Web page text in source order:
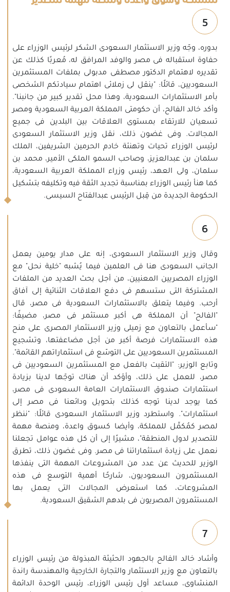
5
بدوره، وجّه وزير الاستثمار السعودى الشكر لرئيس الوزراء على
حفاوة استقباله فى مصر والوفد المرافق له، مُعربًا كذلك عن
تقديره لاهتمام الدكتور مصطفى مدبولى بملفات المستثمرين
السعوديين، قائلًا: "ينقل لى زملائى اهتمام سيادتكم الشخصى
بأمر الاستثمارات السعودية، وهذا محل تقدير كبير من جانبنا".
وأكد خالد الفالح، أن حكومتى المملكة العربية السعودية ومصر
تسعيان للارتقاء بمستوى العلاقات بين البلدين فى جميع
المجالات. وفى غضون ذلك، نقل وزير الاستثمار السعودى
لرئيس الوزراء تحيات وتهنئة خادم الحرمين الشريفين، الملك
سلمان بن عبدالعزيز، وصاحب السمو الملكى الأمير، محمد بن
سلمان، ولى العهد، رئيس وزراء المملكة العربية السعودية،
كما هنأ رئيس الوزراء بمناسبة تجديد الثقة فيه وتكليفه بتشكيل
الحكومة الجديدة من قِبل الرئيس عبدالفتاح السيسى.
6
وقال وزير الاستثمار السعودى، إنه على مدار يومين يعمل
الجانب السعودى هنا فى العلمين فيما يُشبه "خلية نحل" مع
الوزراء المصريين المعنيين، من أجل بحث العديد من الملفات
المشتركة التى ستسهم فى دفع العلاقات الثنائية إلى آفاق
أرحب. وفيما يتعلق بالاستثمارات السعودية فى مصر، قال
"الفالح" أن المملكة هى أكبر مستثمر فى مصر، مضيفًا:
"سأعمل بالتعاون مع زميلى وزير الاستثمار المصرى على منح
هذه الاستثمارات فرصة أكبر من أجل مضاعفتها، وتشجيع
المستثمرين السعوديين على التوسّع فى استثماراتهم القائمة".
وتابع الوزير: "التقيت بالفعل مع المستثمرين السعوديين فى
مصر، للعمل على ذلك، وأؤكد أن هناك توجّها لدينا بزيادة
استثمارات صندوق الاستثمارات العامة السعودى فى مصر،
كما يوجد لدينا توجه كذلك بتحويل ودائعنا فى مصر إلى
استثمارات". واستطرد وزير الاستثمار السعودى قائلًا: "ننظر
لمصر كمُكمِّل للمملكة، وأيضا كسوق واعدة، ومنصة مهمة
للتصدير لدول المنطقة"، مشيرًا إلى أن كل هذه عوامل تجعلنا
نعمل على زيادة استثماراتنا فى مصر. وفى غضون ذلك، تطرق
الوزير للحديث عن عدد من المشروعات المهمة التى ينفذها
المستثمرون السعوديون، شارحًا أهمية التوسع فى هذه
المشروعات، كما استعرض المجالات التى يعمل بها
المستثمرون المصريون فى بلدهم الشقيق السعودية.
7
وأشاد خالد الفالح بالجهود الحثيثة المبذولة من رئيس الوزراء
بالتعاون مع وزير الاستثمار والتجارة الخارجية والمهندسة راندة
المنشاوى، مساعد أول رئيس الوزراء، رئيس الوحدة الدائمة